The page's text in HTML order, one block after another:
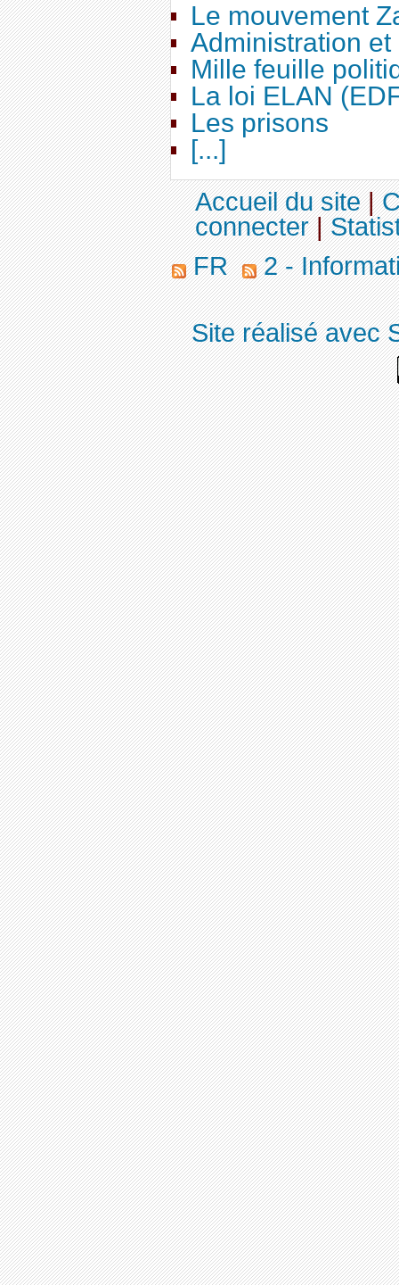
Le mouvement
Administration
Mille feuille
La loi ELAN
Les prisons
[...]
Accueil du site|
connecter|
FR
2 -
Site réalisé avec